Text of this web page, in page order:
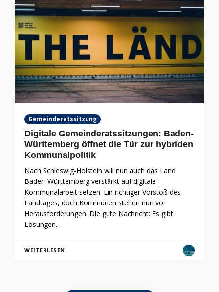
Gemeinderatssitzung
Digitale Gemeinderatssitzungen: Baden-
Württemberg öffnet die Tür zur hybriden
Kommunalpolitik
Nach Schleswig-Holstein will nun auch das Land
Baden-Württemberg verstärkt auf digitale
Kommunalarbeit setzen. Ein richtiger Vorstoß des
Landtages, doch Kommunen stehen nun vor
Herausforderungen. Die gute Nachricht: Es gibt
Lösungen.
WEITERLESEN